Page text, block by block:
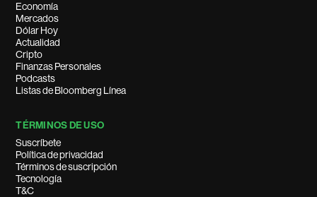
Economía
Mercados
Dólar Hoy
Actualidad
Cripto
Finanzas Personales
Podcasts
Listas de Bloomberg Línea
TÉRMINOS DE USO
Suscríbete
Política de privacidad
Términos de suscripción
Tecnología
T&C